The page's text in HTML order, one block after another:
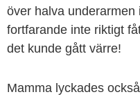
över halva
fortfarande inte riktigt
det kunde gått värre!
Mamma lyckades